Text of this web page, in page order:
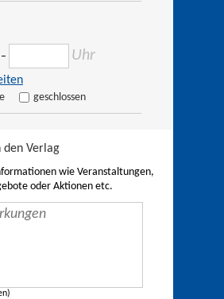
– Uhr
geschlossen
den Verlag
wie Veranstaltungen,
oder Aktionen etc.